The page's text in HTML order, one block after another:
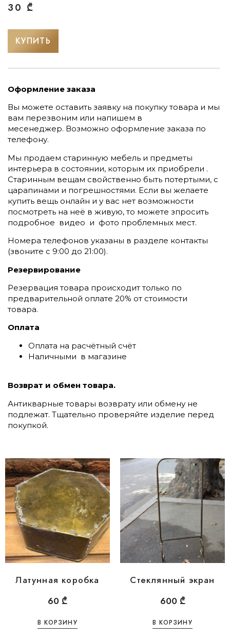
30 ₾
КУПИТЬ
Оформление заказа
Вы можете оставить заявку на покупку товара и мы
вам перезвоним или напишем в
месенеджер. Возможно оформление заказа по
телефону.
Мы продаем старинную мебель и предметы
интерьера в состоянии, которым их приобрели .
Старинным вещам свойственно быть потертыми, с
царапинами и погрешностями. Если вы желаете
купить вещь онлайн и у вас нет возможности
посмотреть на неё в живую, то можете зпросить
подробное видео и фото проблемных мест.
Номера телефонов указаны в разделе контакты
(звоните c 9:00 до 21:00).
Резервирование
Резервация товара происходит только по
предварительной оплате 20% от стоимости
товара.
Оплата
Оплата на расчётный счёт
Наличными в магазине
Возврат и обмен товара.
Антикварные товары возврату или обмену не
подлежат. Тщательно проверяйте изделие перед
покупкой.
Латунная коробка
60 ₾
В КОРЗИНУ
Стеклянный экран
600 ₾
В КОРЗИНУ